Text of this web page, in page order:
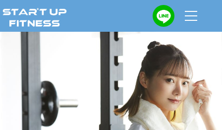
トレーナー紹介
料金案内